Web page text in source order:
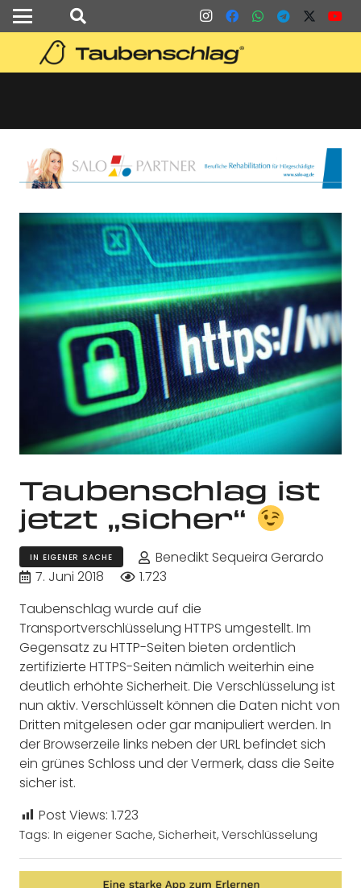
Taubenschlag ist
jetzt „sicher“
IN EIGENER SACHE
Benedikt Sequeira Gerardo
7. Juni 2018
1.723
Taubenschlag wurde auf die
Transportverschlüsselung HTTPS umgestellt. Im
Gegensatz zu HTTP-Seiten bieten ordentlich
zertifizierte HTTPS-Seiten nämlich weiterhin eine
deutlich erhöhte Sicherheit. Die Verschlüsselung ist
nun aktiv. Verschlüsselt können die Daten nicht von
Dritten mitgelesen oder gar manipuliert werden. In
der Browserzeile links neben der URL befindet sich
ein grünes Schloss und der Vermerk, dass die Seite
sicher ist.
Post Views: 1.723
Tags: In eigener Sache, Sicherheit, Verschlüsselung